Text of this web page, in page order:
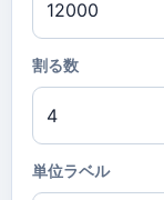
割る数
単位ラベル